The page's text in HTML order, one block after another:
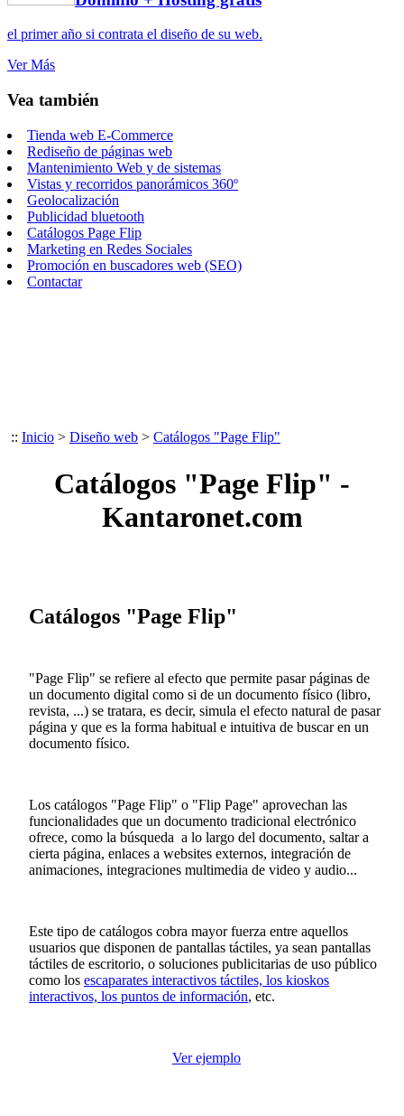
el primer año si contrata el diseño de su web.
Ver Más
Vea también
Tienda web E-Commerce
Rediseño de páginas web
Mantenimiento Web y de sistemas
Vistas y recorridos panorámicos 360º
Geolocalización
Publicidad bluetooth
Catálogos Page Flip
Marketing en Redes Sociales
Promoción en buscadores web (SEO)
Contactar
:: Inicio > Diseño web > Catálogos "Page Flip"
Catálogos "Page Flip" -
Kantaronet.com
Catálogos "Page Flip"
"Page Flip" se refiere al efecto que permite pasar páginas de
un documento digital como si de un documento físico (libro,
revista, ...) se tratara, es decir, simula el efecto natural de pasar
página y que es la forma habitual e intuitiva de buscar en un
documento físico.
Los catálogos "Page Flip" o "Flip Page" aprovechan las
funcionalidades que un documento tradicional electrónico
ofrece, como la búsqueda a lo largo del documento, saltar a
cierta página, enlaces a websites externos, integración de
animaciones, integraciones multimedia de video y audio...
Este tipo de catálogos cobra mayor fuerza entre aquellos
usuarios que disponen de pantallas táctiles, ya sean pantallas
táctiles de escritorio, o soluciones publicitarias de uso público
como los escaparates interactivos táctiles, los kioskos
interactivos, los puntos de información, etc.
Ver ejemplo